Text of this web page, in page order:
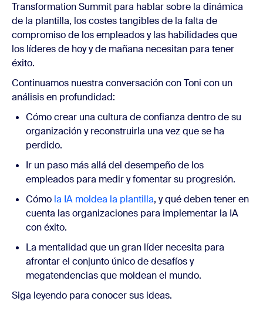
Transformation Summit para hablar sobre la dinámica
de la plantilla, los costes tangibles de la falta de
compromiso de los empleados y las habilidades que
los líderes de hoy y de mañana necesitan para tener
éxito.
Continuamos nuestra conversación con Toni con un
análisis en profundidad:
Cómo crear una cultura de confianza dentro de su
organización y reconstruirla una vez que se ha
perdido.
Ir un paso más allá del desempeño de los
empleados para medir y fomentar su progresión.
Cómo la IA moldea la plantilla, y qué deben tener en
cuenta las organizaciones para implementar la IA
con éxito.
La mentalidad que un gran líder necesita para
afrontar el conjunto único de desafíos y
megatendencias que moldean el mundo.
Siga leyendo para conocer sus ideas.